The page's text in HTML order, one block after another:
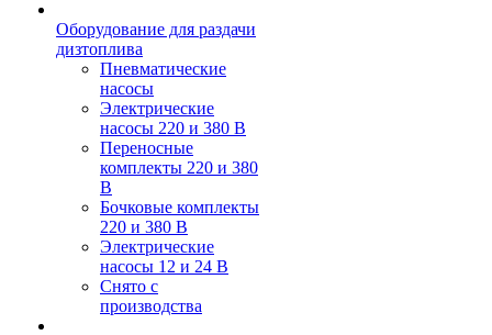
Оборудование для раздачи
дизтоплива
Пневматические
насосы
Электрические
насосы 220 и 380 В
Переносные
комплекты 220 и 380
В
Бочковые комплекты
220 и 380 В
Электрические
насосы 12 и 24 В
Снято с
производства